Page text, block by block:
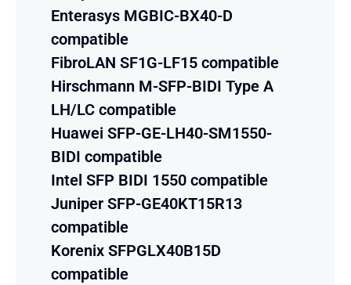
Enterasys MGBIC-BX40-D
compatible
FibroLAN SF1G-LF15 compatible
Hirschmann M-SFP-BIDI Type A
LH/LC compatible
Huawei SFP-GE-LH40-SM1550-
BIDI compatible
Intel SFP BIDI 1550 compatible
Juniper SFP-GE40KT15R13
compatible
Korenix SFPGLX40B15D
compatible